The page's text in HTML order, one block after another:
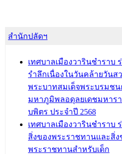
สำนักปลัดฯ
เทศบาลเมืองวารินชำราบ
รำลึกเนื่องในวันคล้ายวันส
พระบาทสมเด็จพระบรมชน
มหาภูมิพลอดุลยเดชมหาร
บพิตร ประจำปี 2568
เทศบาลเมืองวารินชำราบ
สิ่งของพระราชทานและสิ่ง
พระราชทานสำหรับเด็ก